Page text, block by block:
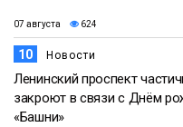
07 августа 624
10 Новости
Ленинский проспект
закроют в связи с Днём
«Башни»